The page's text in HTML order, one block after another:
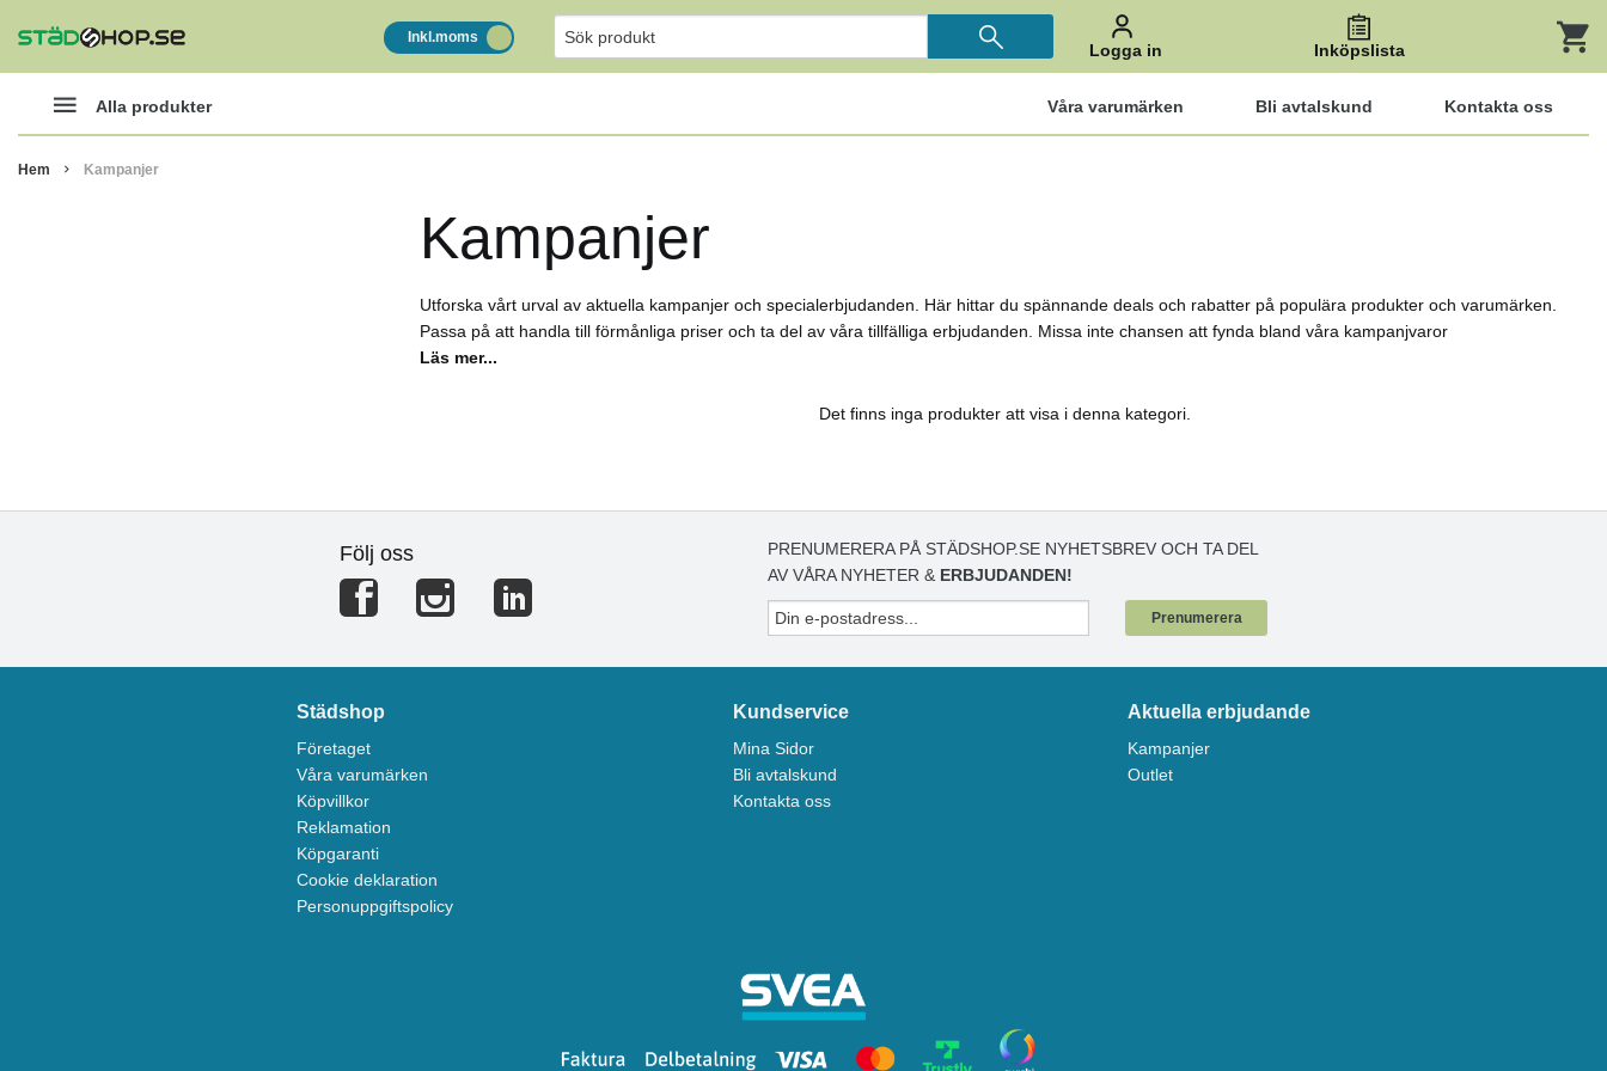
Inkl.moms
Logga in Inköpslista
Alla produkter Våra varumärken Bli avtalskund Kontakta oss
Hem Kampanjer
Kampanjer
Utforska vårt urval av aktuella kampanjer och specialerbjudanden. Här hittar du spännande deals och rabatter på populära produkter och varumärken.
Passa på att handla till förmånliga priser och ta del av våra tillfälliga erbjudanden. Missa inte chansen att fynda bland våra kampanjvaror
Läs mer...
Det finns inga produkter att visa i denna kategori.
Följ oss
PRENUMERERA PÅ STÄDSHOP.SE NYHETSBREV OCH TA DEL
AV VÅRA NYHETER & ERBJUDANDEN!
Prenumerera
Städshop
Företaget
Våra varumärken
Köpvillkor
Reklamation
Köpgaranti
Cookie deklaration
Personuppgiftspolicy
Kundservice
Mina Sidor
Bli avtalskund
Kontakta oss
Aktuella erbjudande
Kampanjer
Outlet